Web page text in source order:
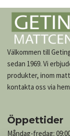
Välkommen till
sedan 1969. Vi
produkter, inom
kontakta oss via
Öppettider
Måndag-fredag: